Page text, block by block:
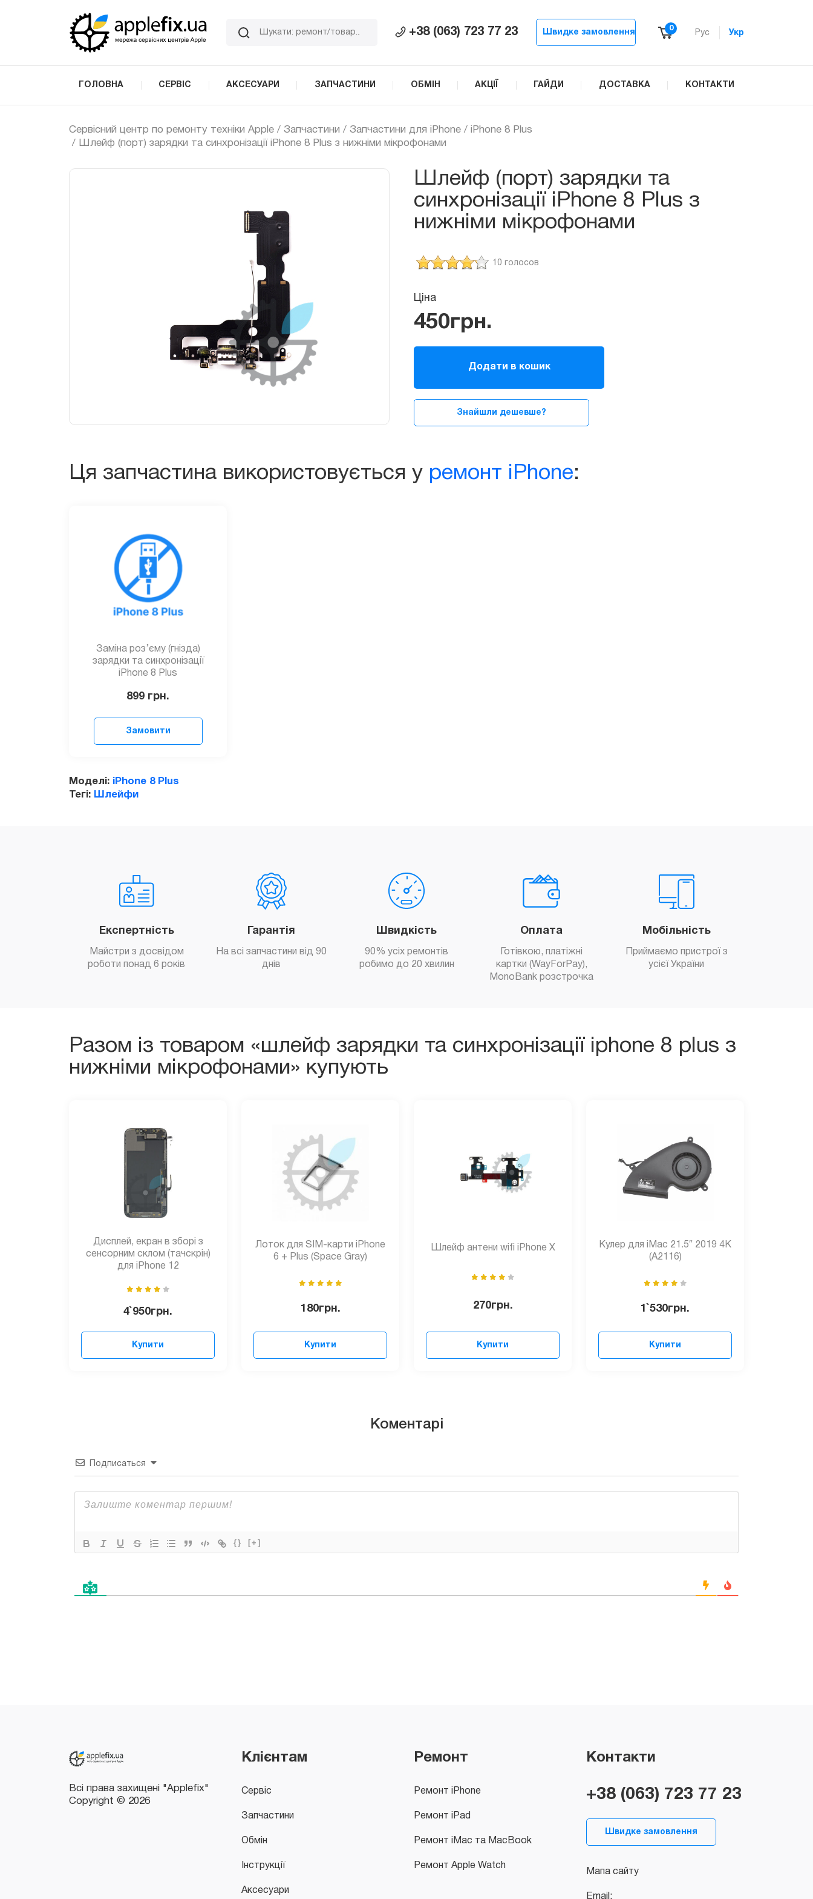
+38 (063) 723 77 23 Швидке замовлення
0
Рус Укр
ГОЛОВНА СЕРВІС АКСЕСУАРИ ЗАПЧАСТИНИ ОБМІН АКЦІЇ ГАЙДИ ДОСТАВКА КОНТАКТИ
Сервісний центр по ремонту техніки Apple / Запчастини / Запчастини для iPhone / iPhone 8 Plus
/ Шлейф (порт) зарядки та синхронізації iPhone 8 Plus з нижніми мікрофонами
Шлейф (порт) зарядки та
синхронізації iPhone 8 Plus з
нижніми мікрофонами
10 голосов
Ціна
450грн.
нижніми
мікрофонами
Додати в кошик
Знайшли дешевше?
Ця запчастина використовується у ремонт iPhone:
Заміна роз’єму (гнізда)
зарядки та синхронізації
iPhone 8 Plus
899 грн.
Замовити
Моделі: iPhone 8 Plus
Тегі: Шлейфи
Експертність
Майстри з досвідом
роботи понад 6 років
Гарантія
На всі запчастини від 90
днів
Швидкість
90% усіх ремонтів
робимо до 20 хвилин
Оплата
Готівкою, платіжні
картки (WayForPay),
MonoBank розстрочка
Мобільність
Приймаємо пристрої з
усієї України
Разом із товаром «шлейф зарядки та синхронізації iphone 8 plus з
нижніми мікрофонами» купують
Дисплей, екран в зборі з
сенсорним склом (тачскрін)
для iPhone 12
4`950грн.
Купити
Лоток для SIM-карти iPhone
6 + Plus (Space Gray)
180грн.
Купити
Шлейф антени wifi iPhone Х
270грн.
Купити
Кулер для iMac 21.5″ 2019 4K
(A2116)
1`530грн.
Купити
Коментарі
Подписаться
{} [+]
Клієнтам
Сервіс
Запчастини
Обмін
Інструкції
Аксесуари
Ремонт
Ремонт iPhone
Ремонт iPad
Ремонт iMac та MacBook
Ремонт Apple Watch
Контакти
+38 (063) 723 77 23
Швидке замовлення
Мапа сайту
Email: